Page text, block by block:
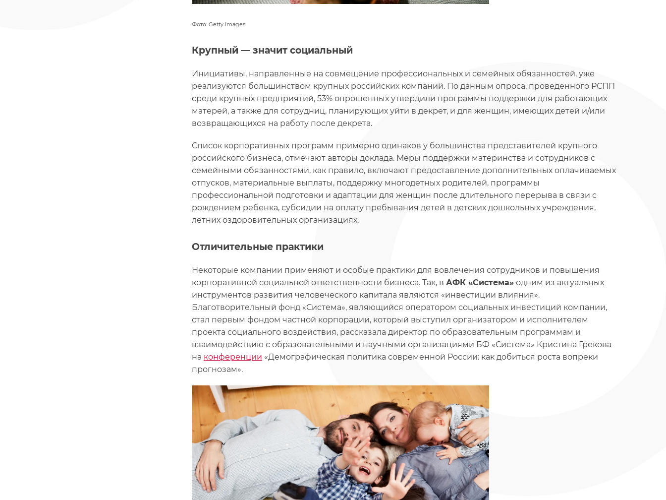
Фото: Getty Images
Крупный — значит социальный
Инициативы, направленные на совмещение профессиональных и семейных обязанностей, уже
реализуются большинством крупных российских компаний. По данным опроса, проведенного РСПП
среди крупных предприятий, 53% опрошенных утвердили программы поддержки для работающих
матерей, а также для сотрудниц, планирующих уйти в декрет, и для женщин, имеющих детей и/или
возвращающихся на работу после декрета.
Список корпоративных программ примерно одинаков у большинства представителей крупного
российского бизнеса, отмечают авторы доклада. Меры поддержки материнства и сотрудников с
семейными обязанностями, как правило, включают предоставление дополнительных оплачиваемых
отпусков, материальные выплаты, поддержку многодетных родителей, программы
профессиональной подготовки и адаптации для женщин после длительного перерыва в связи с
рождением ребенка, субсидии на оплату пребывания детей в детских дошкольных учреждения,
летних оздоровительных организациях.
Отличительные практики
Некоторые компании применяют и особые практики для вовлечения сотрудников и повышения
корпоративной социальной ответственности бизнеса. Так, в АФК «Система» одним из актуальных
инструментов развития человеческого капитала являются «инвестиции влияния».
Благотворительный фонд «Система», являющийся оператором социальных инвестиций компании,
стал первым фондом частной корпорации, который выступил организатором и исполнителем
проекта социального воздействия, рассказала директор по образовательным программам и
взаимодействию с образовательными и научными организациями БФ «Система» Кристина Грекова
на конференции «Демографическая политика современной России: как добиться роста вопреки
прогнозам».